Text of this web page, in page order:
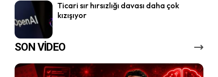
Ticari sır hırsızlığı davası daha çok
kızışıyor
SON VİDEO